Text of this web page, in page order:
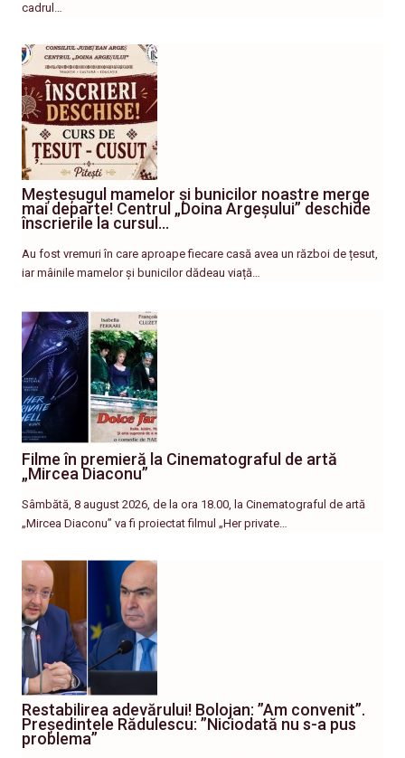
cadrul…
Meșteșugul mamelor și bunicilor noastre merge
mai departe! Centrul „Doina Argeșului” deschide
înscrierile la cursul…
Au fost vremuri în care aproape fiecare casă avea un război de țesut,
iar mâinile mamelor și bunicilor dădeau viață…
Filme în premieră la Cinematograful de artă
„Mircea Diaconu”
Sâmbătă, 8 august 2026, de la ora 18.00, la Cinematograful de artă
„Mircea Diaconu” va fi proiectat filmul „Her private…
Restabilirea adevărului! Bolojan: ”Am convenit”.
Președintele Rădulescu: ”Niciodată nu s-a pus
problema”